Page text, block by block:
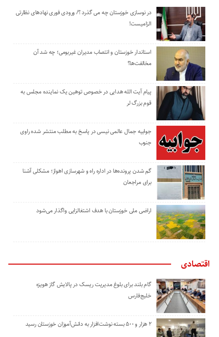
در نوسازی خوزستان چه می گذرد ؟/ ورودی فوری نهادهای نظارتی
الزامیست!
استاندار خوزستان و انتصاب مدیران غیربومی؛ چه شد آن
مخالفت‌ها؟
پیام آیت الله هدایی در خصوص توهین یک نماینده مجلس به
قوم بزرگ لر
جوابیه جمال عالمی نیسی در پاسخ به مطلب منتشر شده راوی
جنوب
گم شدن پرونده‌ها در اداره راه و شهرسازی اهواز؛ مشکلی آشنا
برای مراجعان
اراضی ملی خوزستان با هدف اشتغالزایی واگذار می‌شود
اقتصادی
گام بلند برای بلوغ مدیریت ریسک در پالایش گاز هویزه
خلیج‌فارس
۲ هزار و ۵۰۰ بسته نوشت‌افزار به دانش‌آموزان خوزستان رسید